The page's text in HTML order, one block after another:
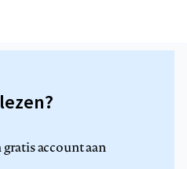
gratis account aan